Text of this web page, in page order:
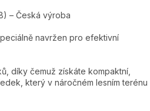
– Česká výroba
navržen pro efektivní
díky čemuž získáte kompaktní,
který v náročném lesním terénu